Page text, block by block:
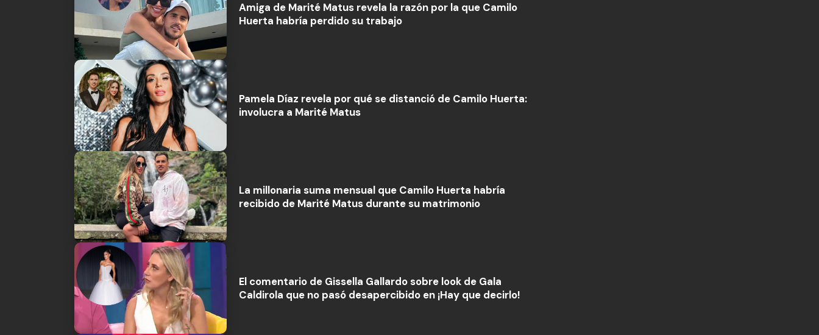
Amiga de Marité Matus revela la razón por la que Camilo
Huerta habría perdido su trabajo
Pamela Díaz revela por qué se distanció de Camilo Huerta:
involucra a Marité Matus
La millonaria suma mensual que Camilo Huerta habría
recibido de Marité Matus durante su matrimonio
El comentario de Gissella Gallardo sobre look de Gala
Caldirola que no pasó desapercibido en ¡Hay que decirlo!